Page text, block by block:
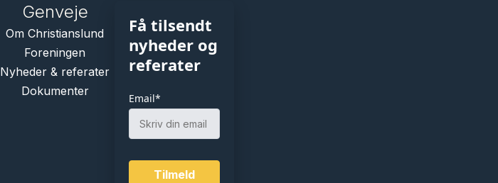
Genveje
Om Christianslund
Foreningen
Nyheder & referater
Dokumenter
Email*